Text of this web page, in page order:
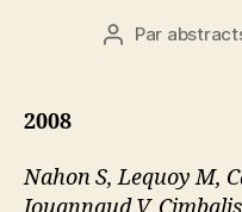
Auteur
Par
2008
Nahon S, Lequoy M,